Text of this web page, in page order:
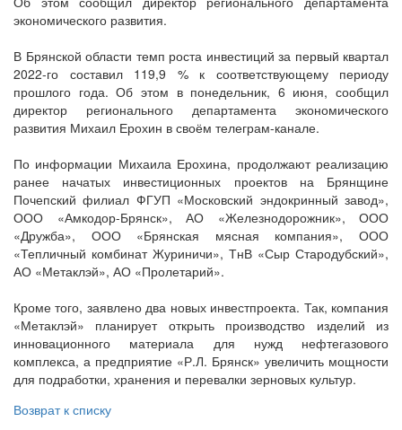
экономического развития.
В Брянской области темп роста инвестиций за первый квартал
2022-го составил 119,9 % к соответствующему периоду
прошлого года. Об этом в понедельник, 6 июня, сообщил
директор регионального департамента экономического
развития Михаил Ерохин в своём телеграм-канале.
По информации Михаила Ерохина, продолжают реализацию
ранее начатых инвестиционных проектов на Брянщине
Почепский филиал ФГУП «Московский эндокринный завод»,
ООО «Амкодор-Брянск», АО «Железнодорожник», ООО
«Дружба», ООО «Брянская мясная компания», ООО
«Тепличный комбинат Журиничи», ТнВ «Сыр Стародубский»,
АО «Метаклэй», АО «Пролетарий».
Кроме того, заявлено два новых инвестпроекта. Так, компания
«Метаклэй» планирует открыть производство изделий из
инновационного материала для нужд нефтегазового
комплекса, а предприятие «Р.Л. Брянск» увеличить мощности
для подработки, хранения и перевалки зерновых культур.
Возврат к списку